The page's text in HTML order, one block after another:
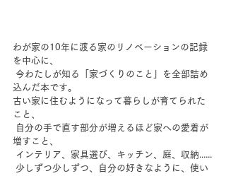
わが家の10年に渡る家のリノベーションの記録
を中心に、
込んだ本です。
古い家に住むようになって暮らしが育てられた
こと、
増すこと、
インテリア、家具選び、キッチン、庭、収納......